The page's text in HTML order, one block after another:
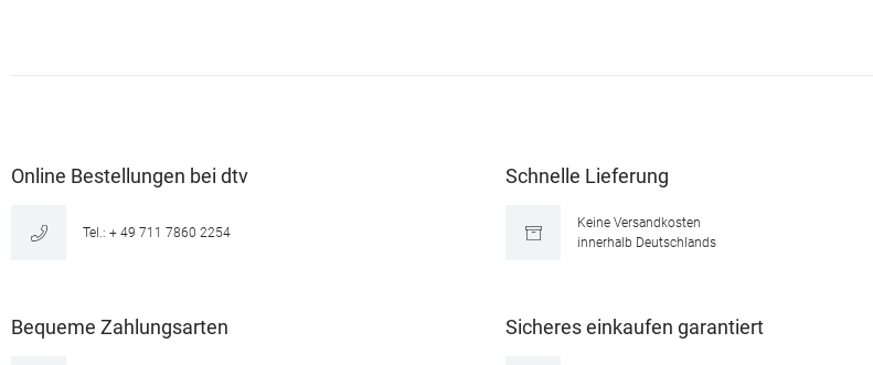
Online Bestellungen bei dtv
Tel.: + 49 711 7860 2254
Schnelle Lieferung
Keine Versandkosten
innerhalb Deutschlands
Bequeme Zahlungsarten Sicheres einkaufen garantiert